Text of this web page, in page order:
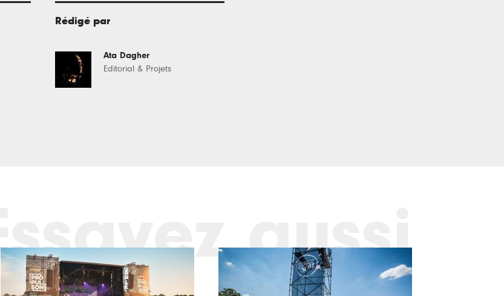
Rédigé par
Ata Dagher
Editorial & Projets
Essayez aussi